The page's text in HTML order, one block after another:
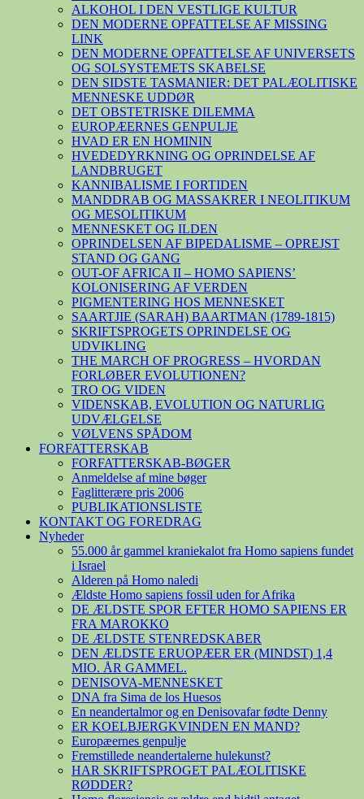
ALKOHOL I DEN VESTLIGE KULTUR
DEN MODERNE OPFATTELSE AF MISSING
LINK
DEN MODERNE OPFATTELSE AF UNIVERSETS
OG SOLSYSTEMETS SKABELSE
DEN SIDSTE TASMANIER: DET PALÆOLITISKE
MENNESKE UDDØR
DET OBSTETRISKE DILEMMA
EUROPÆERNES GENPULJE
HVAD ER EN HOMININ
HVEDEDYRKNING OG OPRINDELSE AF
LANDBRUGET
KANNIBALISME I FORTIDEN
MANDDRAB OG MASSAKRER I NEOLITIKUM
OG MESOLITIKUM
MENNESKET OG ILDEN
OPRINDELSEN AF BIPEDALISME – OPREJST
STAND OG GANG
OUT-OF AFRICA II – HOMO SAPIENS’
KOLONISERING AF VERDEN
PIGMENTERING HOS MENNESKET
SAARTJIE (SARAH) BAARTMAN (1789-1815)
SKRIFTSPROGETS OPRINDELSE OG
UDVIKLING
THE MARCH OF PROGRESS – HVORDAN
FORLØBER EVOLUTIONEN?
TRO OG VIDEN
VIDENSKAB, EVOLUTION OG NATURLIG
UDVÆLGELSE
VØLVENS SPÅDOM
FORFATTERSKAB
FORFATTERSKAB-BØGER
Anmeldelse af mine bøger
Faglitterære pris 2006
PUBLIKATIONSLISTE
KONTAKT OG FOREDRAG
Nyheder
55.000 år gammel kraniekalot fra Homo sapiens fundet
i Israel
Alderen på Homo naledi
Ældste Homo sapiens fossil uden for Afrika
DE ÆLDSTE SPOR EFTER HOMO SAPIENS ER
FRA MAROKKO
DE ÆLDSTE STENREDSKABER
DEN ÆLDSTE ERUOPÆER ER (MINDST) 1,4
MIO. ÅR GAMMEL.
DENISOVA-MENNESKET
DNA fra Sima de los Huesos
En neandertalmor og en Denisovafar fødte Denny
ER KOELBJERGKVINDEN EN MAND?
Europæernes genpulje
Fremstillede neandertalerne hulekunst?
HAR SKRIFTSPROGET PALÆOLITISKE
RØDDER?